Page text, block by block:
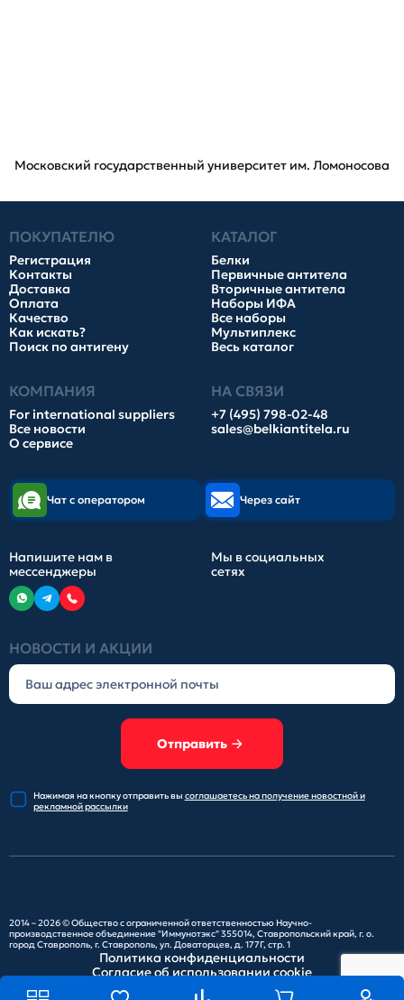
Московский государственный университет им. Ломоносова
ПОКУПАТЕЛЮ
Регистрация
Контакты
Доставка
Оплата
Качество
Как искать?
Поиск по антигену
КАТАЛОГ
Белки
Первичные антитела
Вторичные антитела
Наборы ИФА
Все наборы
Мультиплекс
Весь каталог
КОМПАНИЯ
For international suppliers
Все новости
О сервисе
НА СВЯЗИ
+7 (495) 798-02-48
sales@belkiantitela.ru
НОВОСТИ И АКЦИИ
Отправить
Нажимая на кнопку отправитьвы соглашаетесь на получениеновостной и
рекламной рассылки
Чат с оператором Через сайт
Напишите нам в
мессенджеры
Мы в социальных
сетях
2014 – 2026 ©Общество с ограниченной ответственностью Научно-
производственное объединение "Иммунотэкс"355014, Ставропольский край, г. о.
город Ставрополь, г. Ставрополь, ул. Доваторцев, д. 177Г, стр. 1
Политика конфиденциальности
Согласие об использовании cookie
Карта сайта